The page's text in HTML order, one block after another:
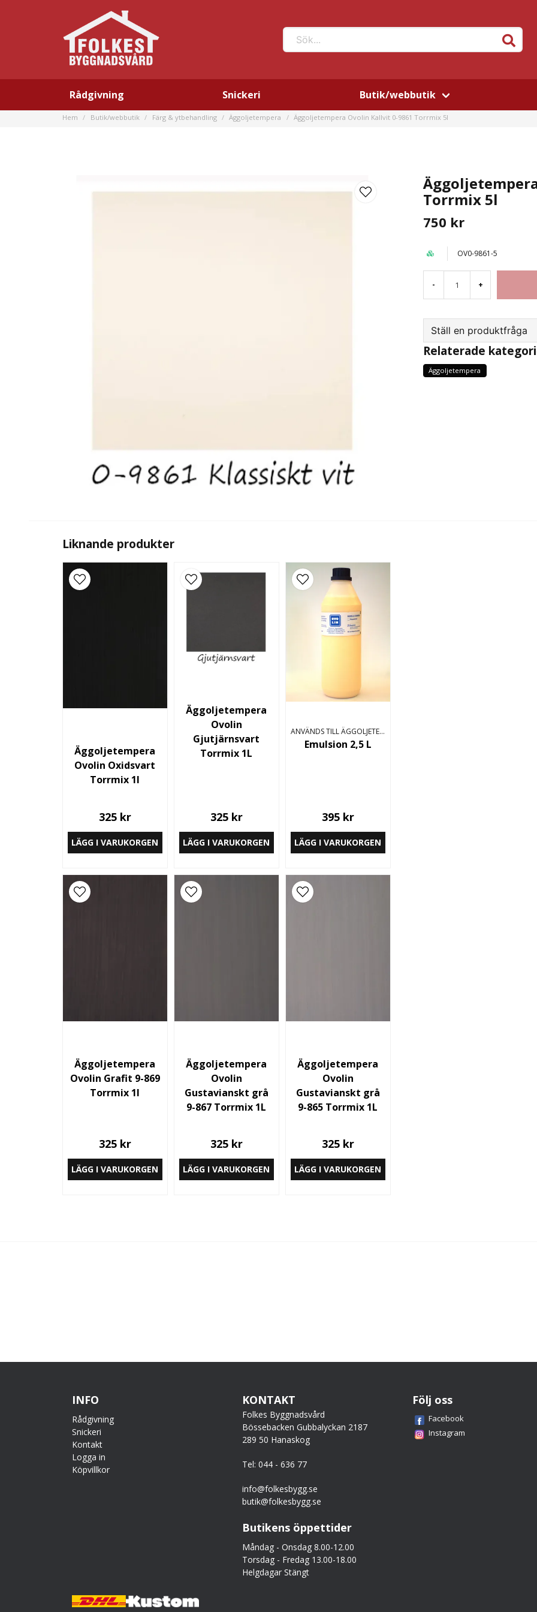
Sök...
Rådgivning Snickeri Butik/webbutik
Hem Butik/webbutik Färg & ytbehandling Äggoljetempera Äggoljetempera Ovolin Kallvit 0-9861 Torrmix 5l
Torrmix 5l
750 kr
OV0-9861-5
- +
Ställ en produktfråga
question
Fråga oss något om
Relaterade
Äggoljetempera
Liknande produkter
Äggoljetempera
Ovolin Oxidsvart
Torrmix 1l
325 kr
LÄGG I VARUKORGEN
Äggoljetempera
Ovolin
Gjutjärnsvart
Torrmix 1L
325 kr
LÄGG I VARUKORGEN
ANVÄNDS TILL ÄGGOLJETEMPERA
Emulsion 2,5 L
395 kr
LÄGG I VARUKORGEN
Äggoljetempera
Ovolin Grafit 9-869
Torrmix 1l
325 kr
LÄGG I VARUKORGEN
Äggoljetempera
Ovolin
Gustavianskt grå
9-867 Torrmix 1L
325 kr
LÄGG I VARUKORGEN
Äggoljetempera
Ovolin
Gustavianskt grå
9-865 Torrmix 1L
325 kr
LÄGG I VARUKORGEN
INFO
Rådgivning
Snickeri
Kontakt
Logga in
Köpvillkor
KONTAKT
Folkes Byggnadsvård
Bössebacken Gubbalyckan 2187
289 50 Hanaskog
Tel: 044 - 636 77
info@folkesbygg.se
butik@folkesbygg.se
Butikens öppettider
Måndag - Onsdag 8.00-12.00
Torsdag - Fredag 13.00-18.00
Helgdagar Stängt
Följ oss
Facebook
Instagram